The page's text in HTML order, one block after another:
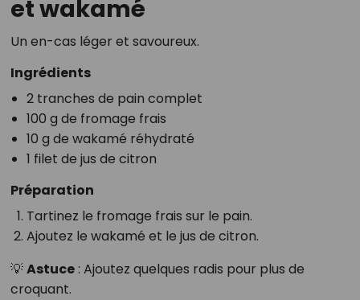
et wakamé
Un en-cas léger et savoureux.
Ingrédients
2 tranches de pain complet
100 g de fromage frais
10 g de wakamé réhydraté
1 filet de jus de citron
Préparation
Tartinez le fromage frais sur le pain.
Ajoutez le wakamé et le jus de citron.
💡Astuce: Ajoutez quelques radis pour plus de
croquant.